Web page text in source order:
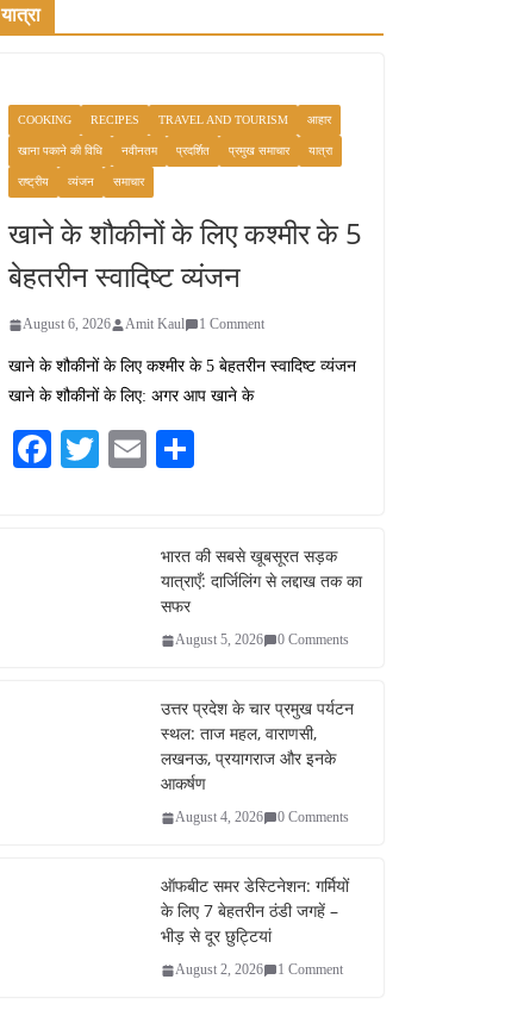
यात्रा
COOKING RECIPES TRAVEL AND TOURISM आहार
खाना पकाने की विधि नवीनतम प्रदर्शित प्रमुख समाचार यात्रा
राष्ट्रीय व्यंजन समाचार
खाने के शौकीनों के लिए कश्मीर के 5
बेहतरीन स्वादिष्ट व्यंजन
August 6, 2026 Amit Kaul 1 Comment
खाने के शौकीनों के लिए कश्मीर के 5 बेहतरीन स्वादिष्ट व्यंजन
खाने के शौकीनों के लिए: अगर आप खाने के
Fa T
E
भारत की सबसे खूबसूरत सड़क
यात्राएँ: दार्जिलिंग से लद्दाख तक का
सफर
August 5, 2026 0 Comments
उत्तर प्रदेश के चार प्रमुख पर्यटन
स्थल: ताज महल, वाराणसी,
लखनऊ, प्रयागराज और इनके
आकर्षण
August 4, 2026 0 Comments
ऑफबीट समर डेस्टिनेशन: गर्मियों
के लिए 7 बेहतरीन ठंडी जगहें –
भीड़ से दूर छुट्टियां
August 2, 2026 1 Comment